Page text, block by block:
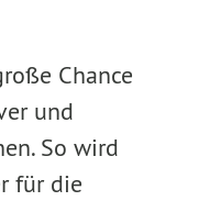
Chance
und
So wird
für die